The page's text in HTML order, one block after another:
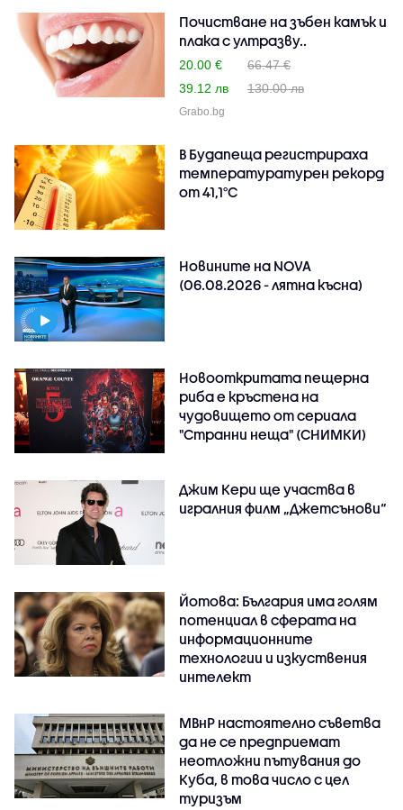
Почистване на зъбен камък и
плака с ултразву..
20.00 €
66.47 €
39.12 лв
130.00 лв
Grabo.bg
В Будапеща регистрираха
температуратурен рекорд
от 41,1°C
Новините на NOVA
(06.08.2026 - лятна късна)
Новооткритата пещерна
риба е кръстена на
чудовището от сериала
"Странни неща" (СНИМКИ)
Джим Кери ще участва в
игралния филм „Джетсънови“
Йотова: България има голям
потенциал в сферата на
информационните
технологии и изкуствения
интелект
МВнР настоятелно съветва
да не се предприемат
неотложни пътувания до
Куба, в това число с цел
туризъм